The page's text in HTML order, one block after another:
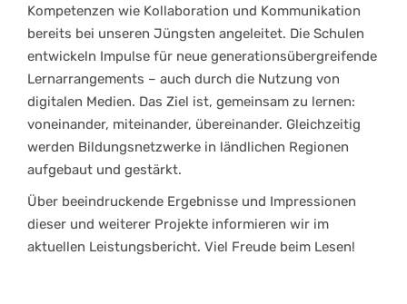
Kompetenzen wie Kollaboration und Kommunikation
bereits bei unseren Jüngsten angeleitet. Die Schulen
entwickeln Impulse für neue generationsübergreifende
Lernarrangements – auch durch die Nutzung von
digitalen Medien. Das Ziel ist, gemeinsam zu lernen:
voneinander, miteinander, übereinander. Gleichzeitig
werden Bildungsnetzwerke in ländlichen Regionen
aufgebaut und gestärkt.
Über beeindruckende Ergebnisse und Impressionen
dieser und weiterer Projekte informieren wir im
aktuellen Leistungsbericht. Viel Freude beim Lesen!